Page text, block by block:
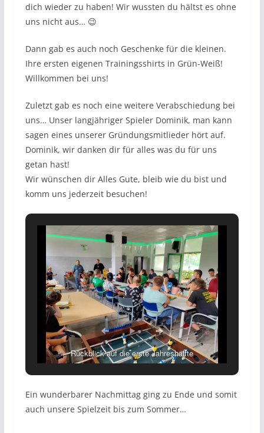
dich wieder zu haben! Wir wussten du hältst es ohne
uns nicht aus… 😉
Dann gab es auch noch Geschenke für die kleinen.
Ihre ersten eigenen Trainingsshirts in Grün-Weiß!
Willkommen bei uns!
Zuletzt gab es noch eine weitere Verabschiedung bei
uns… Unser langjähriger Spieler Dominik, man kann
sagen eines unserer Gründungsmitlieder hört auf.
Dominik, wir danken dir für alles was du für uns
getan hast!
Wir wünschen dir Alles Gute, bleib wie du bist und
komm uns jederzeit besuchen!
Rückblick auf die erste Jahreshälfte
Ein wunderbarer Nachmittag ging zu Ende und somit
auch unsere Spielzeit bis zum Sommer…